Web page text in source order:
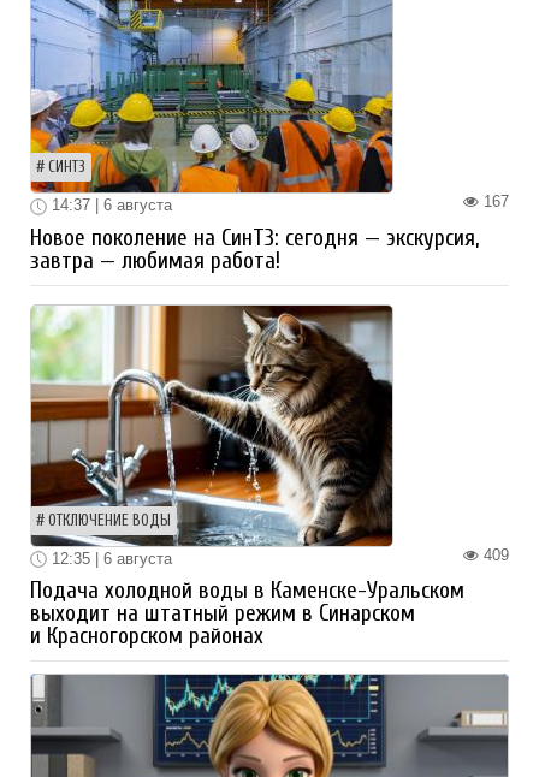
СИНТЗ
167
14:37 | 6 августа
Новое поколение на СинТЗ: сегодня — экскурсия,
завтра — любимая работа!
ОТКЛЮЧЕНИЕ ВОДЫ
409
12:35 | 6 августа
Подача холодной воды в Каменске-Уральском
выходит на штатный режим в Синарском
и Красногорском районах